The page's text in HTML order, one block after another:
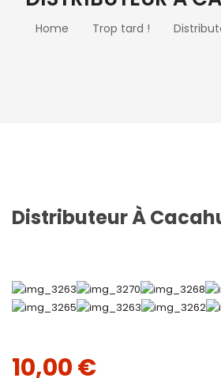
Home Trop tard !
Distributeur À
10,00€